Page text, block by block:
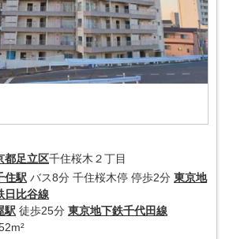
都足立区千住桜木２丁目
住駅 バス8分 千住桜木停 停歩2分 東京地
日比谷線
駅 徒歩25分 東京地下鉄千代田線